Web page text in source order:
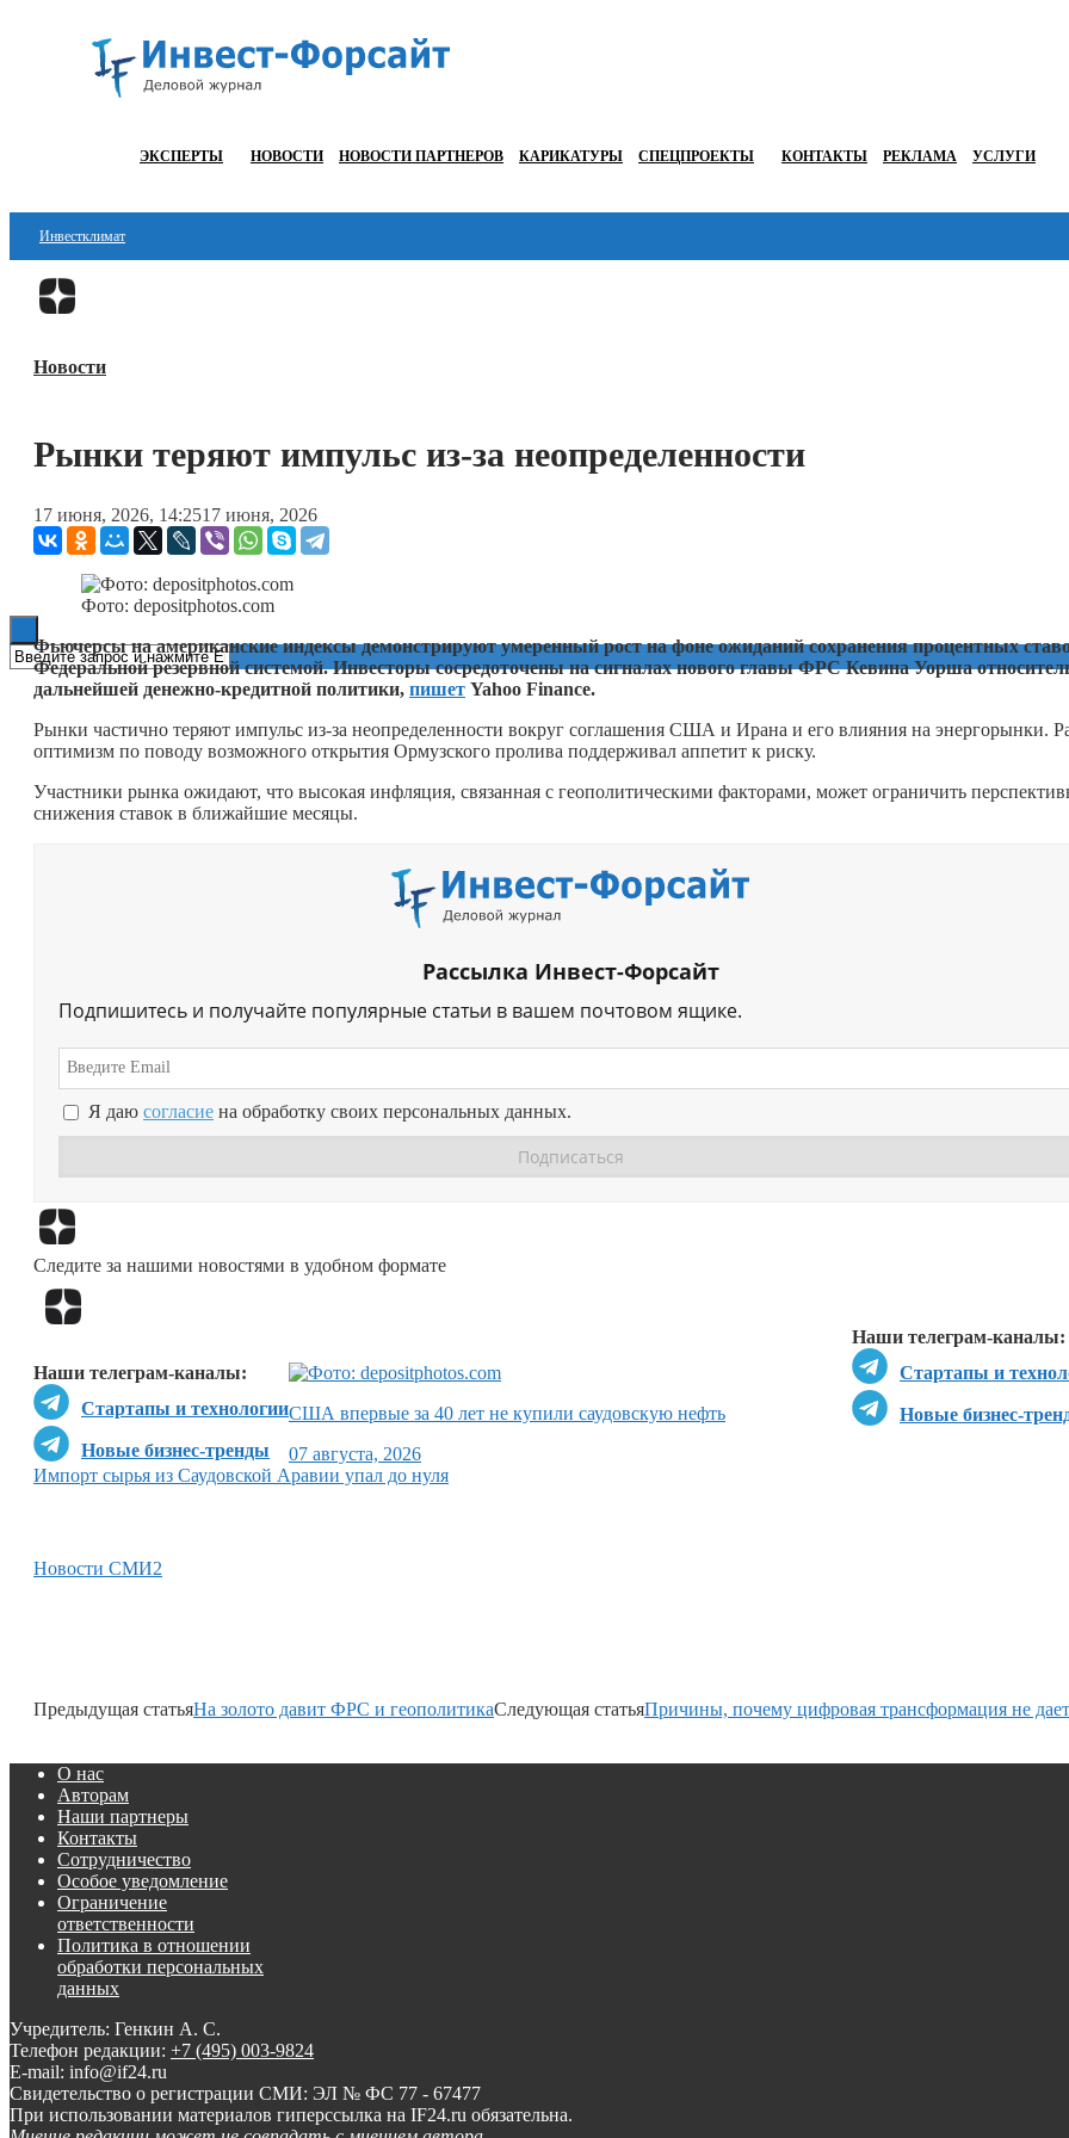
ЭКСПЕРТЫ НОВОСТИ НОВОСТИ ПАРТНЕРОВ КАРИКАТУРЫ СПЕЦПРОЕКТЫ КОНТАКТЫ РЕКЛАМА УСЛУГИ
Инвестклимат
Финансы
Блокчейн
ESG
Новости
Рынки теряют импульс из-за неопределенности
17 июня, 2026, 14:2517 июня, 2026
Фото: depositphotos.com
Фьючерсы на американские индексы демонстрируют умеренный рост на фоне ожиданий сохранения процентных
Федеральной резервной системой. Инвесторы сосредоточены на сигналах нового главы ФРС Кевина Уорша
дальнейшей денежно-кредитной политики, пишет Yahoo Finance.
Рынки частично теряют импульс из-за неопределенности вокруг соглашения США и Ирана и его влияния на энергорынки.
оптимизм по поводу возможного открытия Ормузского пролива поддерживал аппетит к риску.
Участники рынка ожидают, что высокая инфляция, связанная с геополитическими факторами, может ограничить
снижения ставок в ближайшие месяцы.
Рассылка Инвест-Форсайт
Подпишитесь и получайте популярные статьи в вашем почтовом ящике.
Я даю согласие на обработку своих персональных данных.
Следите за нашими новостями в удобном формате
Наши телеграм-каналы:
Стартапы и
Новые бизнес-
Наши телеграм-каналы:
Стартапы и технологии
Новые бизнес-тренды
США впервые за 40 лет не купили саудовскую нефть
07 августа, 2026
Импорт сырья из Саудовской Аравии упал до нуля
Новости СМИ2
Предыдущая статьяНа золото давит ФРС и геополитикаСледующая статьяПричины, почему цифровая трансформация не дает
О нас
Авторам
Наши партнеры
Контакты
Сотрудничество
Особое уведомление
Ограничение
ответственности
Политика в отношении
обработки персональных
данных
Учредитель: Генкин А. С.
Телефон редакции: +7 (495) 003-9824
E-mail: info@if24.ru
Свидетельство о регистрации СМИ: ЭЛ № ФС 77 - 67477
При использовании материалов гиперссылка на IF24.ru обязательна.